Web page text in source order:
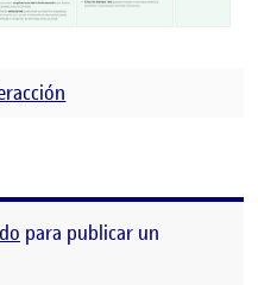
para publicar un